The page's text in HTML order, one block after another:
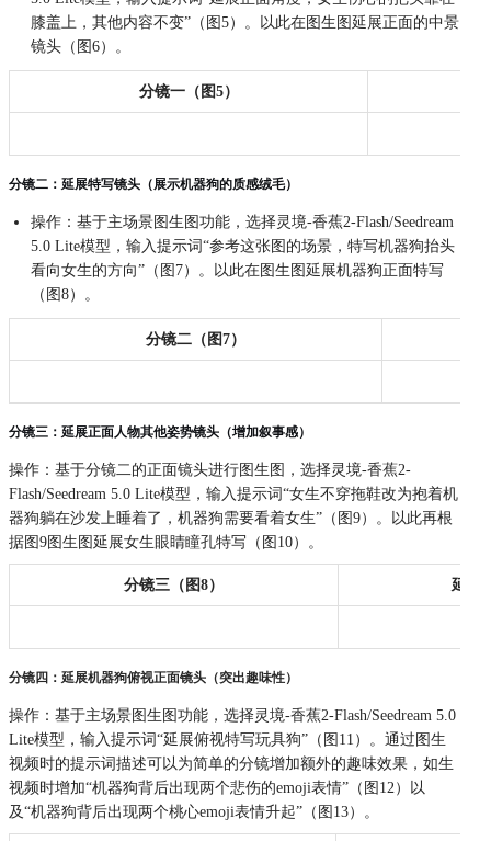
膝盖上，其他内容不变”（图5）。以此在图生图延展正面的中景
镜头（图6）。
分镜一（图5）
分镜二：延展特写镜头（展示机器狗的质感绒毛）
操作：基于主场景图生图功能，选择灵境-香蕉2-Flash/Seedream
5.0 Lite模型，输入提示词“参考这张图的场景，特写机器狗抬头
看向女生的方向”（图7）。以此在图生图延展机器狗正面特写
（图8）。
分镜二（图7）
分镜三：延展正面人物其他姿势镜头（增加叙事感）
操作：基于分镜二的正面镜头进行图生图，选择灵境-香蕉2-
Flash/Seedream 5.0 Lite模型，输入提示词“女生不穿拖鞋改为抱着机
器狗躺在沙发上睡着了，机器狗需要看着女生”（图9）。以此再根
据图9图生图延展女生眼睛瞳孔特写（图10）。
分镜三（图8） 延展
分镜四：延展机器狗俯视正面镜头（突出趣味性）
操作：基于主场景图生图功能，选择灵境-香蕉2-Flash/Seedream 5.0
Lite模型，输入提示词“延展俯视特写玩具狗”（图11）。通过图生
视频时的提示词描述可以为简单的分镜增加额外的趣味效果，如生
视频时增加“机器狗背后出现两个悲伤的emoji表情”（图12）以
及“机器狗背后出现两个桃心emoji表情升起”（图13）。